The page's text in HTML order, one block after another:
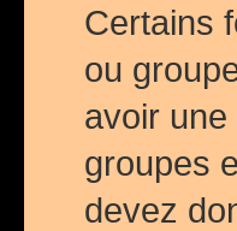
Certains
ou
avoir
groupes
devez